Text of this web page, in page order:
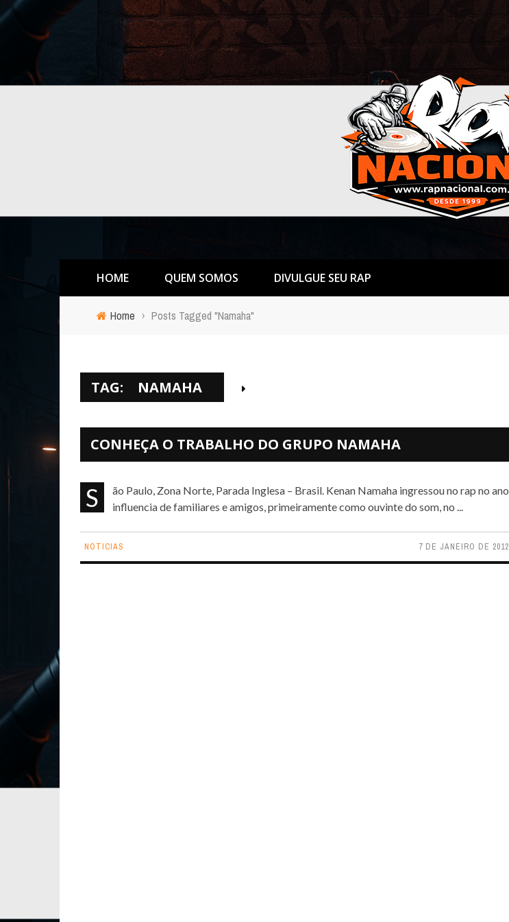
HOME QUEM SOMOS DIVULGUE SEU RAP
Home › Posts Tagged "Namaha"
TAG: NAMAHA
CONHEÇA O TRABALHO DO GRUPO NAMAHA
São Paulo, Zona Norte, Parada Inglesa – Brasil. Kenan Namaha ingressou no rap no ano de 1996, por influencia de familiares e amigos, primeiramente como ouvinte do som, no ...
NOTICIAS 7 DE JANEIRO DE 2012